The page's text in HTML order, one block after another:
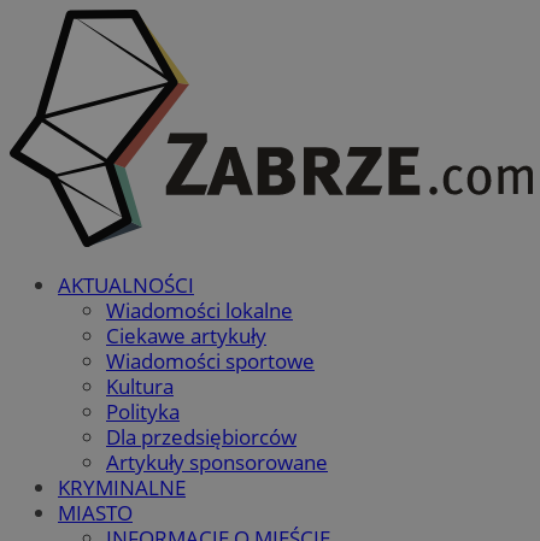
AKTUALNOŚCI
Wiadomości lokalne
Ciekawe artykuły
Wiadomości sportowe
Kultura
Polityka
Dla przedsiębiorców
Artykuły sponsorowane
KRYMINALNE
MIASTO